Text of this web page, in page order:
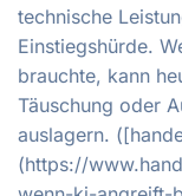
technische
Einstiegshürde.
brauchte, kann
Täuschung oder
auslagern.
(https://